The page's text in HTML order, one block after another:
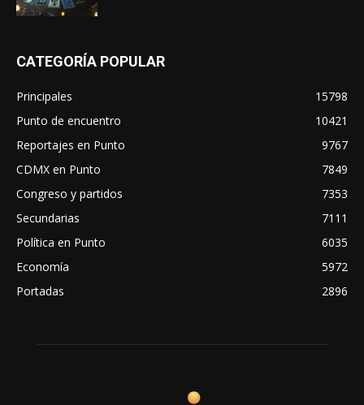
CATEGORÍA POPULAR
Principales
15798
Punto de encuentro
10421
Reportajes en Punto
9767
CDMX en Punto
7849
Congreso y partidos
7353
Secundarias
7111
Política en Punto
6035
Economía
5972
Portadas
2896